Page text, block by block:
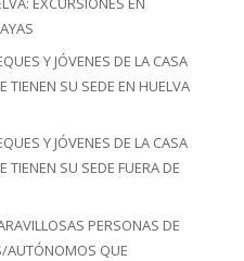
Y JÓVENES DE LA CASA
SU SEDE EN HUELVA
Y JÓVENES DE LA CASA
SU SEDE FUERA DE
PERSONAS DE
AUTÓNOMOS QUE